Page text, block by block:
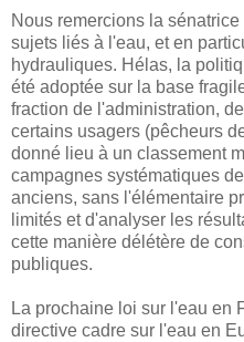
Nous remercions la
sujets liés à l'eau, et en
hydrauliques. Hélas, la
été adoptée sur la base
fraction de l'administration,
certains usagers (pêcheurs
donné lieu à un classement
campagnes systématiques
anciens, sans l'élémentaire
limités et d'analyser les
cette manière délétère de
publiques.
La prochaine loi sur l'eau en
directive cadre sur l'eau en